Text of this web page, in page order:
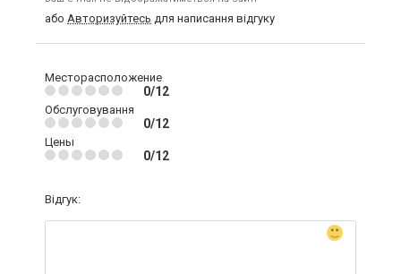
або Авторизуйтесь для написання відгуку
Месторасположение
0/12
Обслуговування
0/12
Цены
0/12
Відгук: